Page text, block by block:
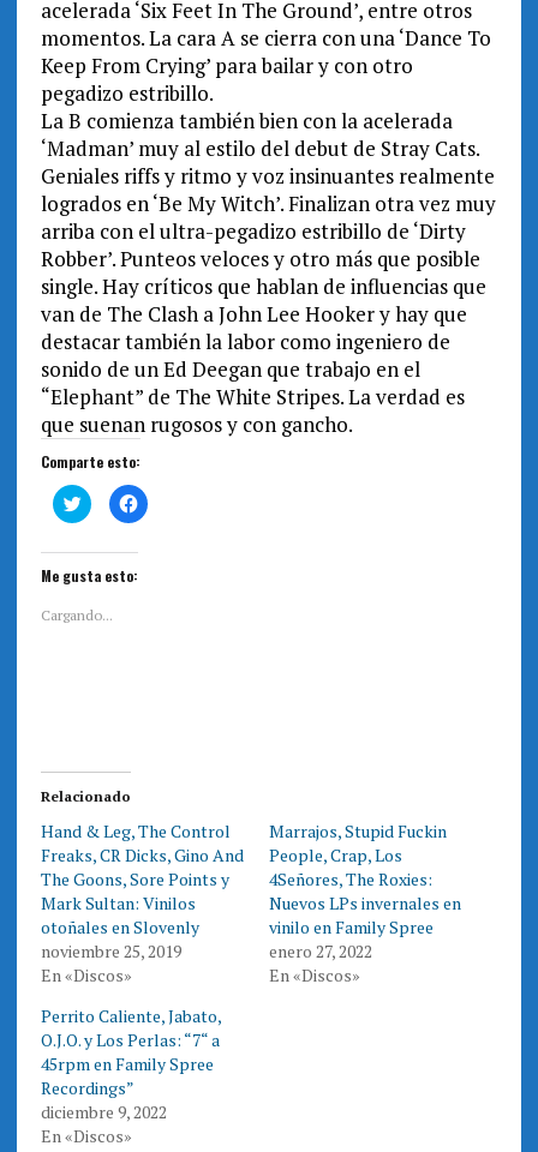
acelerada ‘Six Feet In The Ground’, entre otros
momentos. La cara A se cierra con una ‘Dance To
Keep From Crying’ para bailar y con otro
pegadizo estribillo.
La B comienza también bien con la acelerada
‘Madman’ muy al estilo del debut de Stray Cats.
Geniales riffs y ritmo y voz insinuantes realmente
logrados en ‘Be My Witch’. Finalizan otra vez muy
arriba con el ultra-pegadizo estribillo de ‘Dirty
Robber’. Punteos veloces y otro más que posible
single. Hay críticos que hablan de influencias que
van de The Clash a John Lee Hooker y hay que
destacar también la labor como ingeniero de
sonido de un Ed Deegan que trabajo en el
“Elephant” de The White Stripes. La verdad es
que suenan rugosos y con gancho.
Comparte esto:
H
a
l
i
c
a
r
e
n
w
t
t
e
r
(
S
e
a
b
e
u
n
a
v
e
n
t
H
a
a
c
e
b
o
o
k
(
S
e
e
n
u
n
v
e
Me gusta esto:
Cargando...
Relacionado
Hand & Leg, The Control
Freaks, CR Dicks, Gino And
The Goons, Sore Points y
Mark Sultan: Vinilos
otoñales en Slovenly
noviembre 25, 2019
En «Discos»
Marrajos, Stupid Fuckin
People, Crap, Los
4Señores, The Roxies:
Nuevos LPs invernales en
vinilo en Family Spree
enero 27, 2022
En «Discos»
Perrito Caliente, Jabato,
O.J.O. y Los Perlas: “7“ a
45rpm en Family Spree
Recordings”
diciembre 9, 2022
En «Discos»